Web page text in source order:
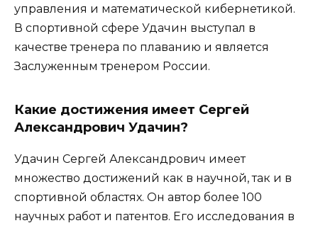
управления и математической кибернетикой.
В спортивной сфере Удачин выступал в
качестве тренера по плаванию и является
Заслуженным тренером России.
Какие достижения имеет Сергей
Александрович Удачин?
Удачин Сергей Александрович имеет
множество достижений как в научной, так и в
спортивной областях. Он автор более 100
научных работ и патентов. Его исследования в